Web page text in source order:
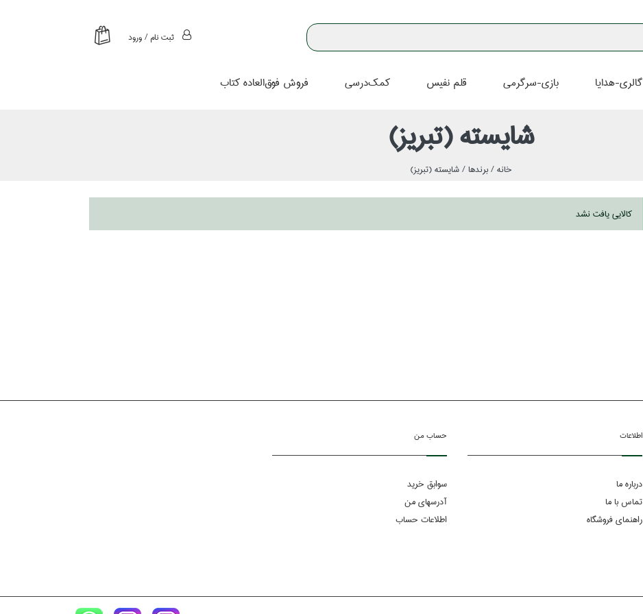
ثبت نام / ورود
گالري-هدايا بازي-سرگرمي قلم نفيس كمك‌درسي فروش فوق‌العاده كتاب
شايسته (تبريز)
خانه /برندها /شايسته (تبريز)
كالايي يافت نشد
اطلاعات
درباره ما
تماس با ما
راهنمای فروشگاه
حساب من
سوابق خرید
آدرسهای من
اطلاعات حساب